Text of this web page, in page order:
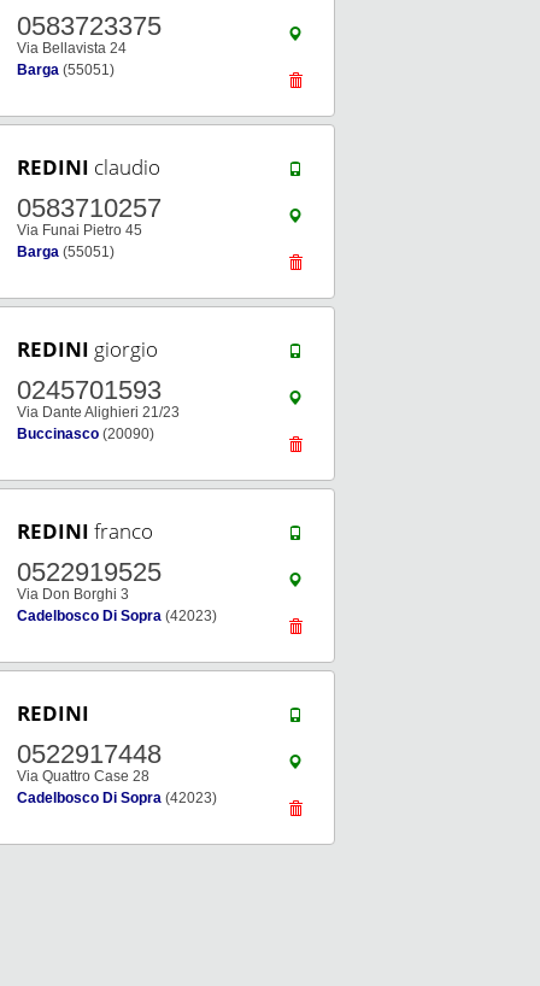
0583723375
Via Bellavista 24
Barga (55051)
REDINI claudio
0583710257
Via Funai Pietro 45
Barga (55051)
REDINI giorgio
0245701593
Via Dante Alighieri 21/23
Buccinasco (20090)
REDINI franco
0522919525
Via Don Borghi 3
Cadelbosco Di Sopra (42023)
REDINI
0522917448
Via Quattro Case 28
Cadelbosco Di Sopra (42023)